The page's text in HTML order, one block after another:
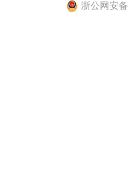
浙公网安备